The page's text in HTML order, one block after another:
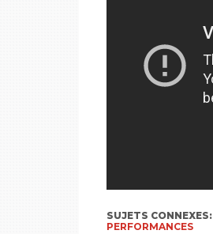
SUJETS CONNEXES:
PERFORMANCES